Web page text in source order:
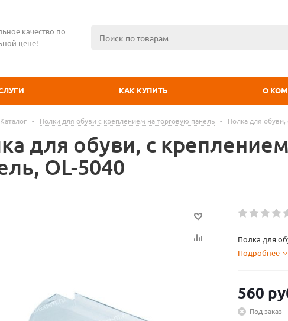
качество по
цене!
КАК КУПИТЬ О
Каталог - Полки для обуви с креплением на торговую панель - Полка для
для обуви, с
OL-5040
Полка для
Подробнее
560
Под заказ